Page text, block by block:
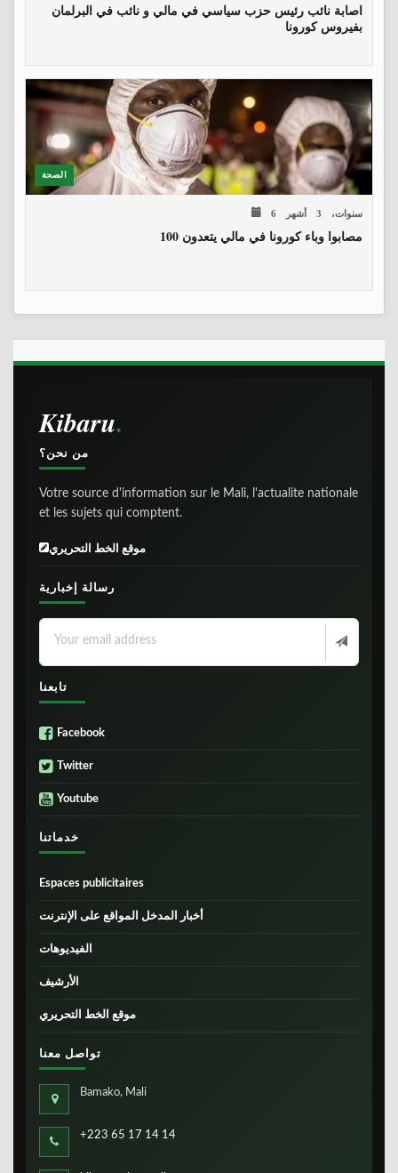
اصابة نائب رئيس حزب سياسي في مالي و نائب في البرلمان
بفيروس كورونا
الصحة
6 سنوات، 3 أشهر
مصابوا وباء كورونا في مالي يتعدون 100
Kibaru
من نحن؟
Votre source d'information sur le Mali, l'actualite nationale
et les sujets qui comptent.
موقع الخط التحريري
رسالة إخبارية
تابعنا
Facebook
Twitter
Youtube
خدماتنا
Espaces publicitaires
أخبار المدخل المواقع على الإنترنت
الفيديوهات
الأرشيف
موقع الخط التحريري
تواصل معنا
Bamako, Mali
+223 65 17 14 14